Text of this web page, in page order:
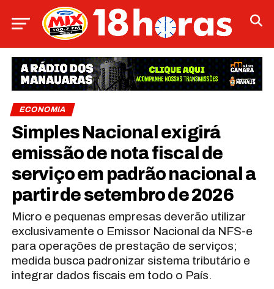
ECONOMIA
Simples Nacional exigirá
emissão de nota fiscal de
serviço em padrão nacional a
partir de setembro de 2026
Micro e pequenas empresas deverão utilizar
exclusivamente o Emissor Nacional da NFS-e
para operações de prestação de serviços;
medida busca padronizar sistema tributário e
integrar dados fiscais em todo o País.